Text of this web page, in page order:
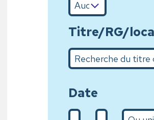
Titre/RG/
Recherche du titre
Date
De (d/m/Y)A (31/01/2020)
L’année